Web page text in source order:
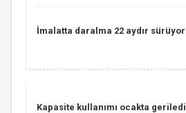
İmalatta daralma 22 aydır sürüyor
Kapasite kullanımı ocakta geriledi